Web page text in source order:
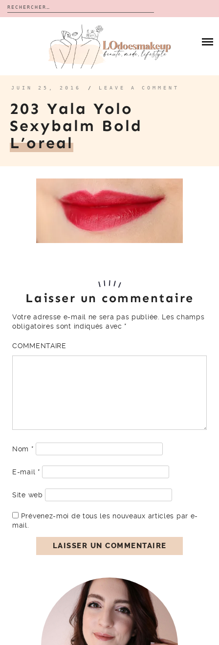
Rechercher :
CALENDRIERS DE L’AVENT
BON PLAN
À PROPOS
CONTACT
JUIN 25, 2016 / LEAVE A COMMENT
203 Yala Yolo
Sexybalm Bold
L’oreal
Laisser un commentaire
Votre adresse e-mail ne sera pas publiée.
Les champs
obligatoires sont indiqués avec *
COMMENTAIRE
Nom *
E-mail *
Site web
Prévenez-moi de tous les nouveaux articles par e-
mail.